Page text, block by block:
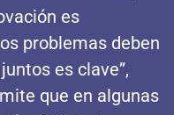
es
problemas deben
es clave”,
que en algunas